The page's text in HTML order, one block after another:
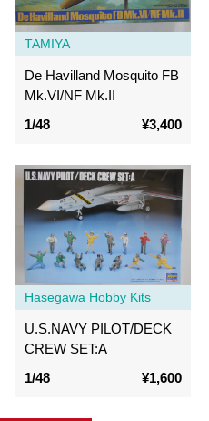
TAMIYA
De Havilland Mosquito FB
Mk.VI/NF Mk.II
1/48
¥3,400
Hasegawa Hobby Kits
U.S.NAVY PILOT/DECK
CREW SET:A
1/48
¥1,600